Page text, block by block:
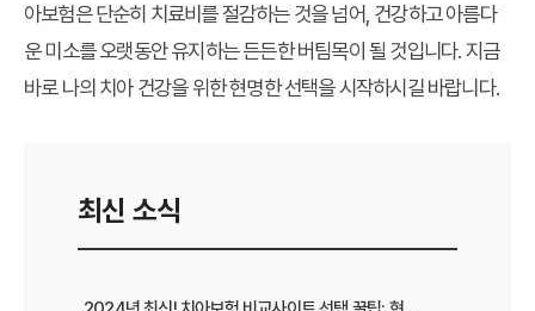
아보험은 단순히 치료비를 절감하는 것을 넘어, 건강하고 아름다
운 미소를 오랫동안 유지하는 든든한 버팀목이 될 것입니다. 지금
바로 나의 치아 건강을 위한 현명한 선택을 시작하시길 바랍니다.
최신 소식